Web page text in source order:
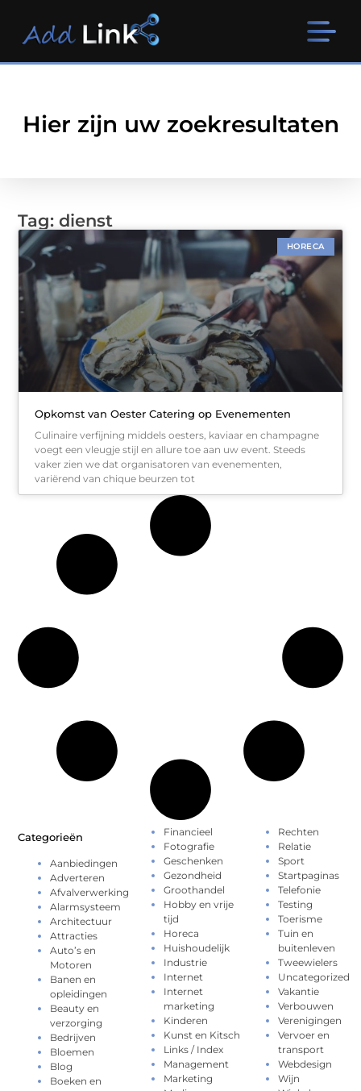
Hier zijn uw zoekresultaten
Tag: dienst
HORECA
Opkomst van Oester Catering op Evenementen
Culinaire verfijning middels oesters, kaviaar en champagne
voegt een vleugje stijl en allure toe aan uw event. Steeds
vaker zien we dat organisatoren van evenementen,
variërend van chique beurzen tot
Categorieën
Aanbiedingen
Adverteren
Afvalverwerking
Alarmsysteem
Architectuur
Attracties
Auto’s en
Motoren
Banen en
opleidingen
Beauty en
verzorging
Bedrijven
Bloemen
Blog
Boeken en
Financieel
Fotografie
Geschenken
Gezondheid
Groothandel
Hobby en vrije
tijd
Horeca
Huishoudelijk
Industrie
Internet
Internet
marketing
Kinderen
Kunst en Kitsch
Links / Index
Management
Marketing
Rechten
Relatie
Sport
Startpaginas
Telefonie
Testing
Toerisme
Tuin en
buitenleven
Tweewielers
Uncategorized
Vakantie
Verbouwen
Verenigingen
Vervoer en
transport
Webdesign
Wijn